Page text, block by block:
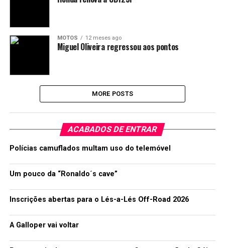
MOTOS 12 meses ago
Miguel Oliveira regressou aos pontos
MORE POSTS
ACABADOS DE ENTRAR
Polícias camuflados multam uso do telemóvel
Um pouco da “Ronaldo´s cave”
Inscrições abertas para o Lés-a-Lés Off-Road 2026
A Galloper vai voltar